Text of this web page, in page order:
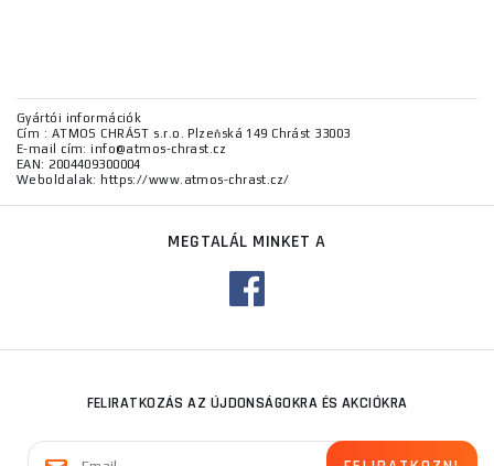
Gyártói információk
Cím : ATMOS CHRÁST s.r.o. Plzeňská 149 Chrást 33003
E-mail cím: info@atmos-chrast.cz
EAN: 2004409300004
Weboldalak: https://www.atmos-chrast.cz/
MEGTALÁL MINKET A
FELIRATKOZÁS AZ ÚJDONSÁGOKRA ÉS AKCIÓKRA